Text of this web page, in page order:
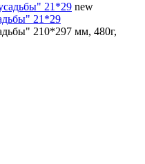
new
21*29
210*297 мм, 480г,